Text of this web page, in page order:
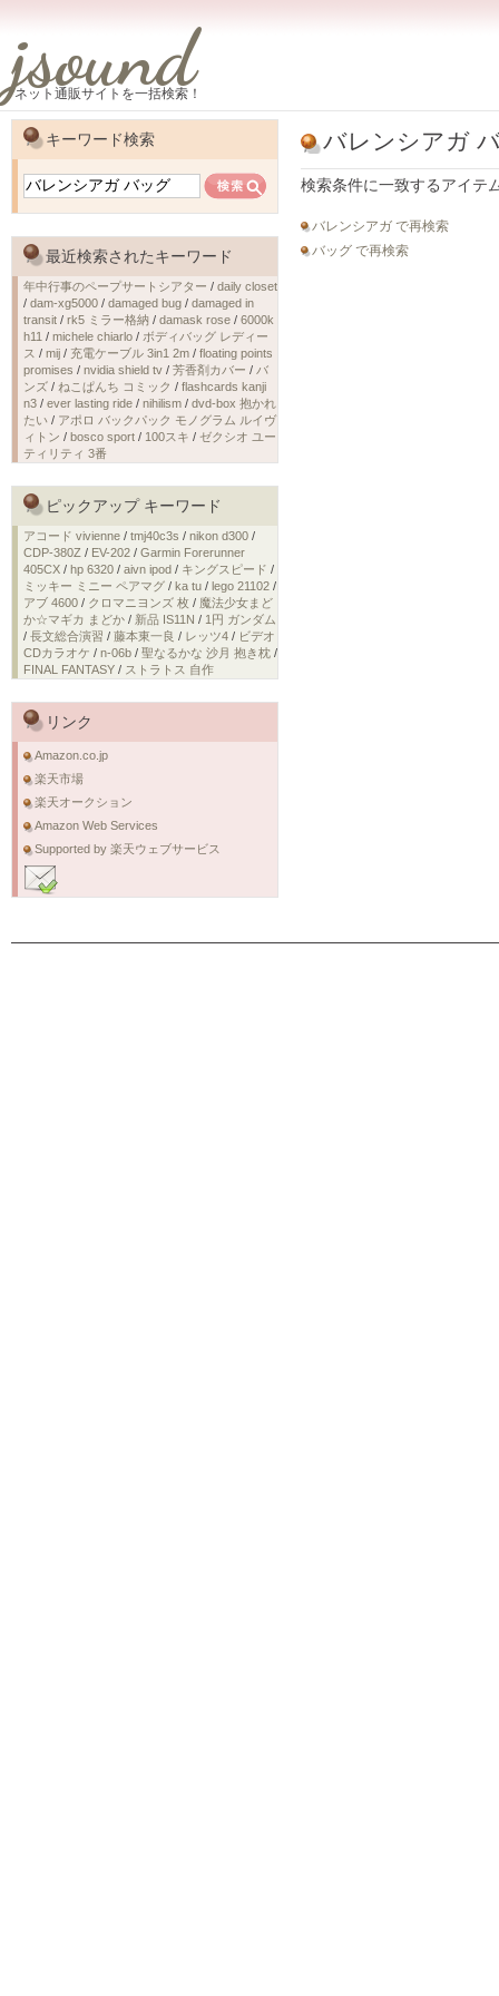
jsound
ネット通販サイトを一括検索！
バレンシアガ
検索条件に一致するアイテ
バレンシアガ で再検索
バッグ で再検索
キーワード検索
最近検索されたキーワード
年中行事のペープサートシアター / daily closet
/ dam-xg5000 / damaged bug / damaged in
transit / rk5 ミラー格納 / damask rose / 6000k
h11 / michele chiarlo / ボディバッグ レディー
ス / mij / 充電ケーブル 3in1 2m / floating points
promises / nvidia shield tv / 芳香剤カバー / バ
ンズ / ねこぱんち コミック / flashcards kanji
n3 / ever lasting ride / nihilism / dvd-box 抱かれ
たい / アポロ バックパック モノグラム ルイヴ
ィトン / bosco sport / 100スキ / ゼクシオ ユー
ティリティ 3番
ピックアップ キーワード
アコード vivienne / tmj40c3s / nikon d300 /
CDP-380Z / EV-202 / Garmin Forerunner
405CX / hp 6320 / aivn ipod / キングスピード /
ミッキー ミニー ペアマグ / ka tu / lego 21102 /
アブ 4600 / クロマニヨンズ 枚 / 魔法少女まど
か☆マギカ まどか / 新品 IS11N / 1円 ガンダム
/ 長文総合演習 / 藤本東一良 / レッツ4 / ビデオ
CDカラオケ / n-06b / 聖なるかな 沙月 抱き枕 /
FINAL FANTASY / ストラトス 自作
リンク
Amazon.co.jp
楽天市場
楽天オークション
Amazon Web Services
Supported by 楽天ウェブサービス